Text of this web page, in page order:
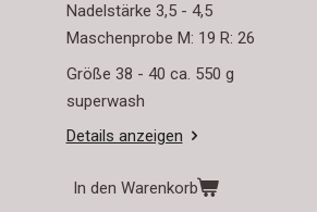
Nadelstärke 3,5 - 4,5
Maschenprobe M: 19 R: 26
Größe 38 - 40 ca. 550 g
superwash
Details anzeigen
In den Warenkorb